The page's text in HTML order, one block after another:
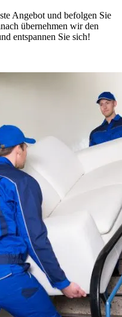
Angebot und befolgen Sie
übernehmen wir den
entspannen Sie sich!